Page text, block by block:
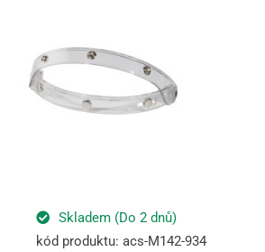
Skladem (Do 2 dnů)
kód produktu: acs-M142-934